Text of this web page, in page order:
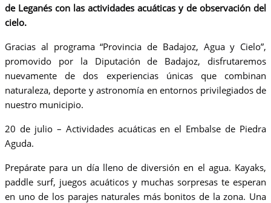
de Leganés con las actividades acuáticas y de observación del
cielo.
Gracias al programa “Provincia de Badajoz, Agua y Cielo”,
promovido por la Diputación de Badajoz, disfrutaremos
nuevamente de dos experiencias únicas que combinan
naturaleza, deporte y astronomía en entornos privilegiados de
nuestro municipio.
20 de julio – Actividades acuáticas en el Embalse de Piedra
Aguda.
Prepárate para un día lleno de diversión en el agua. Kayaks,
paddle surf, juegos acuáticos y muchas sorpresas te esperan
en uno de los parajes naturales más bonitos de la zona. Una